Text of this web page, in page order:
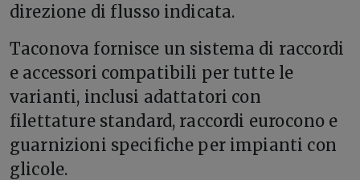
direzione di flusso indicata.
Taconova fornisce un sistema di raccordi
e accessori compatibili per tutte le
varianti, inclusi adattatori con
filettature standard, raccordi eurocono e
guarnizioni specifiche per impianti con
glicole.